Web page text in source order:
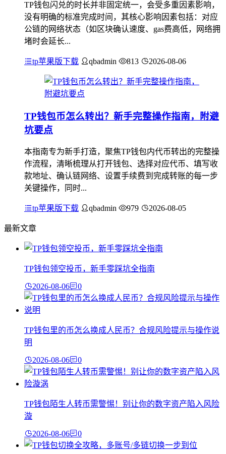
TP钱包闪兑的时长并非固定统一，会受多重因素影响，
没有明确的标准完成时间，其核心影响因素包括：对应
公链的网络状态（如区块确认速度、gas费高低，网络拥
堵时会延长...
tp苹果版下载 qbadmin 813 2026-08-06
TP钱包币怎么转出？新手完整操作指南，附避
坑要点
本指南专为新手打造，聚焦TP钱包内代币转出的完整操
作流程，清晰梳理从打开钱包、选择对应代币、填写收
款地址、确认链网络、设置手续费到完成转账的每一步
关键操作，同时...
tp苹果版下载 qbadmin 979 2026-08-05
最新文章
TP钱包领空投币，新手零踩坑全指南
2026-08-06 0
TP钱包里的币怎么换成人民币？合规风险提示与操作说
明
2026-08-06 0
TP钱包陌生人转币需警惕！别让你的数字资产陷入风险
漩
2026-08-06 0